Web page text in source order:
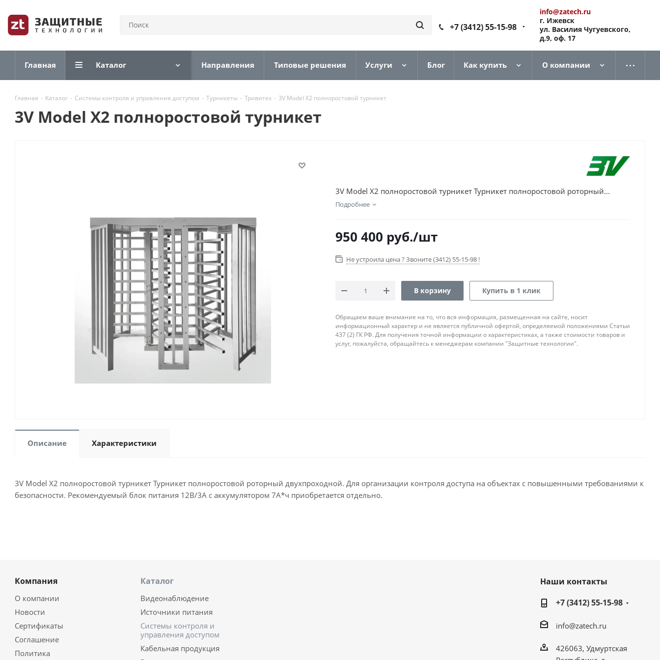
+7 (3412) 55-15-98
info@zatech.ru
г. Ижевск
ул. Василия Чугуевского,
д.9, оф. 17
Главная Каталог Направления Типовые решения Услуги Блог Как купить О компании
Главная - Каталог - Системы контроля и управления доступом - Турникеты - Тривитех - 3V Model X2 полноростовой турникет
3V Model X2 полноростовой турникет
3V Model X2 полноростовой турникет Турникет полноростовой роторный...
Подробнее
950 400 руб./шт
Не устроила цена ? Звоните (3412) 55-15-98 !
В корзину Купить в 1 клик
Обращаем ваше внимание на то, что вся информация, размещенная на сайте, носит
информационный характер и не является публичной офертой, определяемой положениями Статьи
437 (2) ГК РФ. Для получения точной информации о характеристиках, а также стоимости товаров и
услуг, пожалуйста, обращайтесь к менеджерам компании "Защитные технологии".
Описание Характеристики
3V Model X2 полноростовой турникет Турникет полноростовой роторный двухпроходной. Для организации контроля доступа на объектах с повышенными требованиями к
безопасности. Рекомендуемый блок питания 12В/3А с аккумулятором 7А*ч приобретается отдельно.
Компания
О компании
Новости
Сертификаты
Соглашение
Политика
Каталог
Видеонаблюдение
Источники питания
Системы контроля и
управления доступом
Кабельная продукция
Наши контакты
+7 (3412) 55-15-98
info@zatech.ru
426063, Удмуртская